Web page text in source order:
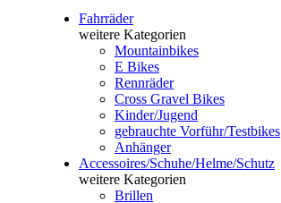
Fahrräder
weitere Kategorien
Mountainbikes
E Bikes
Rennräder
Cross Gravel Bikes
Kinder/Jugend
gebrauchte Vorführ/Testbikes
Anhänger
Accessoires/Schuhe/Helme/Schutz
weitere Kategorien
Brillen